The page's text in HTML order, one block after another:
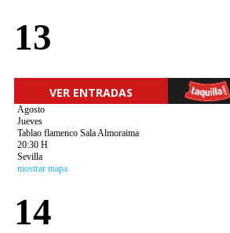
13
VER ENTRADAS
Agosto
Jueves
Tablao flamenco Sala Almoraima
20:30 H
Sevilla
mostrar mapa
14